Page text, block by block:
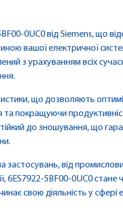
0UC0 від Siemens, що
вашої електричної
з урахуванням всіх
що дозволяють
покращуючи
до зношування, що
застосувань, від
6ES7922-5BF00-0UC0
свою діяльність у сфері